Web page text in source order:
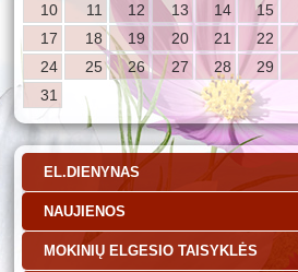
10
11 12 13 14 15
17
18 19 20 21 22
24
25 26 27 28 29
31
EL.DIENYNAS
NAUJIENOS
MOKINIŲ ELGESIO TAISYKLĖS